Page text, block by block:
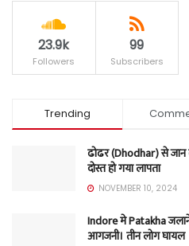
23.9k
Followers
99
Subscribers
Trending
ढोढर (Dhodhar) से
दोस्त हो गया लापता
NOVEMBER 10, 2024
Indore मे Patakha
आगजनी। तीन लोग घायल